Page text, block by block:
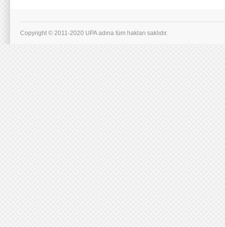
Copyright © 2011-2020 UPA adına tüm hakları saklıdır.